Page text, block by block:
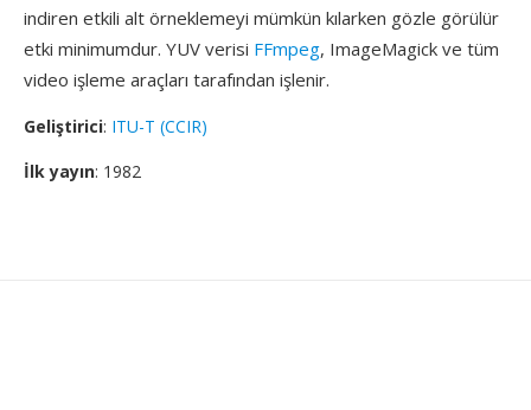
indiren etkili alt örneklemeyi mümkün kılarken gözle görülür
etki minimumdur. YUV verisi FFmpeg, ImageMagick ve tüm
video işleme araçları tarafından işlenir.
Geliştirici: ITU-T (CCIR)
İlk yayın: 1982